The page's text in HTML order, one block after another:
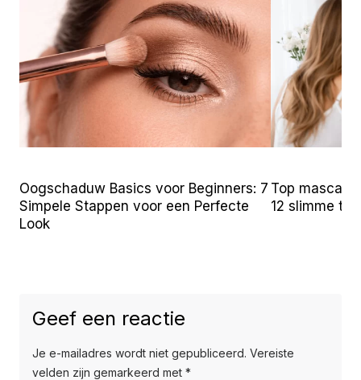
Oogschaduw Basics voor Beginners: 7
Simpele Stappen voor een Perfecte
Look
Top
12 slimme
Geef een reactie
Je e-mailadres wordt niet gepubliceerd. Vereiste
velden zijn gemarkeerd met *